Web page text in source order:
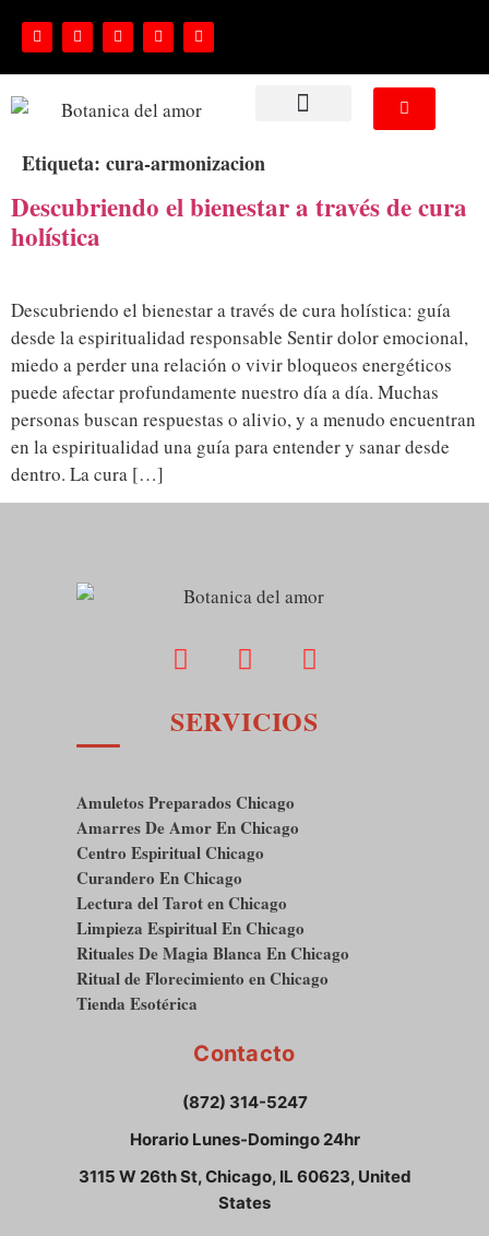
Etiqueta: cura-armonizacion
Descubriendo el bienestar a través de cura
holística
Descubriendo el bienestar a través de cura holística: guía
desde la espiritualidad responsable Sentir dolor emocional,
miedo a perder una relación o vivir bloqueos energéticos
puede afectar profundamente nuestro día a día. Muchas
personas buscan respuestas o alivio, y a menudo encuentran
en la espiritualidad una guía para entender y sanar desde
dentro. La cura […]
SERVICIOS
Amuletos Preparados Chicago
Amarres De Amor En Chicago
Centro Espiritual Chicago
Curandero En Chicago
Lectura del Tarot en Chicago
Limpieza Espiritual En Chicago
Rituales De Magia Blanca En Chicago
Ritual de Florecimiento en Chicago
Tienda Esotérica
Contacto
(872) 314-5247
Horario Lunes-Domingo 24hr
3115 W 26th St, Chicago, IL 60623, United
States